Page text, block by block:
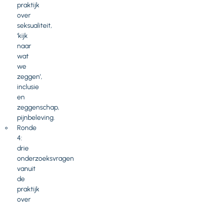
praktijk
over
seksualiteit,
‘kijk
naar
wat
we
zeggen’,
inclusie
en
zeggenschap,
pijnbeleving.
Ronde
4:
drie
onderzoeksvragen
vanuit
de
praktijk
over